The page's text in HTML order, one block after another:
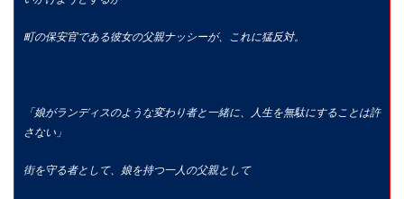
町の保安官である彼女の父親ナッシーが、これに猛反対。
「娘がランディスのような変わり者と一緒に、人生を無駄にすることは許
さない」
街を守る者として、娘を持つ一人の父親として